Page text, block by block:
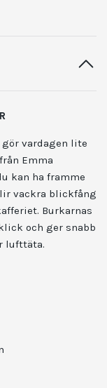
vardagen lite
Emma
kan ha framme
vackra blickfång
Burkarnas
och ger snabb
lufttäta.